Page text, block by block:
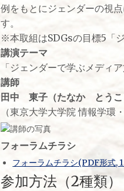
例をもとにジェンダーの視
す。
※本取組はSDGsの目標5「
講演テーマ
「ジェンダーで学ぶメディ
講師
田中 東子（たなか とうこ
（東京大学大学院 情報学環
フォーラムチラシ
フォーラムチラシ(PDF形式,
参加方法（2種類）